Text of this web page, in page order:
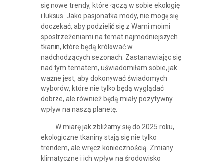
się nowe trendy, które łączą w sobie ekologię
i luksus. Jako pasjonatka mody, nie mogę się
doczekać, aby podzielić się z Wami moimi
spostrzeżeniami na temat najmodniejszych
tkanin, które będą królować w
nadchodzących sezonach. Zastanawiając się
nad tym tematem, uświadomiłam sobie, jak
ważne jest, aby dokonywać świadomych
wyborów, które nie tylko będą wyglądać
dobrze, ale również będą miały pozytywny
wpływ na naszą planetę.
W miarę jak zbliżamy się do 2025 roku,
ekologiczne tkaniny stają się nie tylko
trendem, ale wręcz koniecznością. Zmiany
klimatyczne i ich wpływ na środowisko